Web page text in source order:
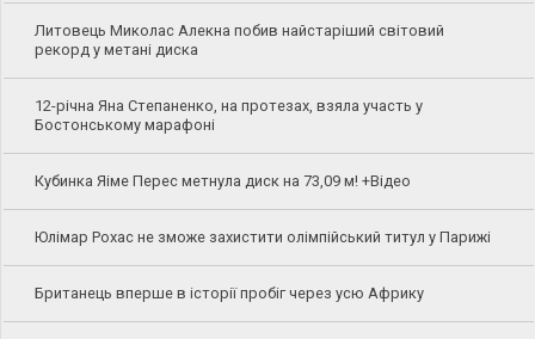
Литовець Миколас Алекна побив найстаріший світовий
рекорд у метані диска
12-річна Яна Степаненко, на протезах, взяла участь у
Бостонському марафоні
Кубинка Яіме Перес метнула диск на 73,09 м! +Відео
Юлімар Рохас не зможе захистити олімпійський титул у Парижі
Британець вперше в історії пробіг через усю Африку